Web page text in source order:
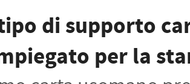
di supporto
per la